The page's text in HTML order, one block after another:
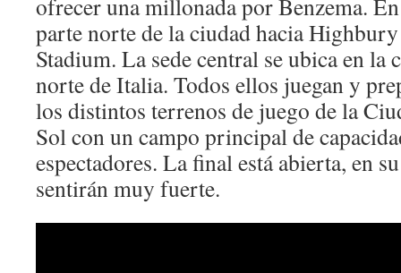
ofrecer una millonada por Benzema.
parte norte de la ciudad hacia
Stadium. La sede central se ubica en la
norte de Italia. Todos ellos juegan y
los distintos terrenos de juego de la
Sol con un campo principal de
espectadores. La final está abierta, en
sentirán muy fuerte.